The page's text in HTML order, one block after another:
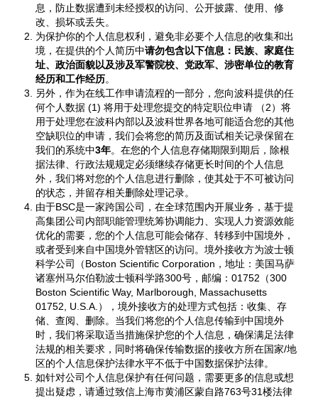
息，防止数据遭到未经授权的访问、公开披露、使用、修
改、损坏或丢失。
为保护你的个人信息权利，避免非必要个人信息的收集和出
境，在提供的个人简历中请勿包含以下信息：民族、家庭住
址、政治面貌以及涉及军警院校、党政军、涉密单位的教育
经历和工作经历。
另外，作为在线工作申请流程的一部分，您向波科提供的任
何个人数据 (1) 将用于处理您提交的特定职位申请 （2）将
用于处理您在波科内部以及波科世界各地可能适合您的其他
空缺职位的申请，我们会将您的简历及面试相关记录保留在
我们的系统中3年。在您的个人信息存储期限到期后，除根
据法律、行政法规规定必须继续存储更长时间的个人信息
外，我们将对您的个人信息进行删除，使其处于不可被访问
的状态，并留存相关删除处理记录。
由于BSC是一家跨国公司，在全球范围内开展业务，基于提
高集团公司内部职能管理统筹协调能力、实现人力资源效能
优化的需要，您的个人信息可能会储存、转移到中国境外，
或者受到来自中国境外管辖区的访问。境外接收方为波士顿
科学公司（Boston Scientific Corporation，地址：美国马萨
诸塞州马尔伯勒波士顿科学路300号，邮编：01752（300
Boston Scientific Way, Marlborough, Massachusetts
01752, U.S.A.），境外接收方的处理方式包括：收集、存
储、查阅、删除。当我们将您的个人信息传输到中国境外
时，我们将采取适当措施保护您的个人信息，确保满足法律
法规的相关要求，同时将确保传输数据的接收方所在国家/地
区的个人信息保护法律水平不低于中国数据保护法律。
如针对公司个人信息保护有任何问题，需要更多的信息或想
提出疑虑，请通过致信上海市黄浦区蒙自路763号31楼法律